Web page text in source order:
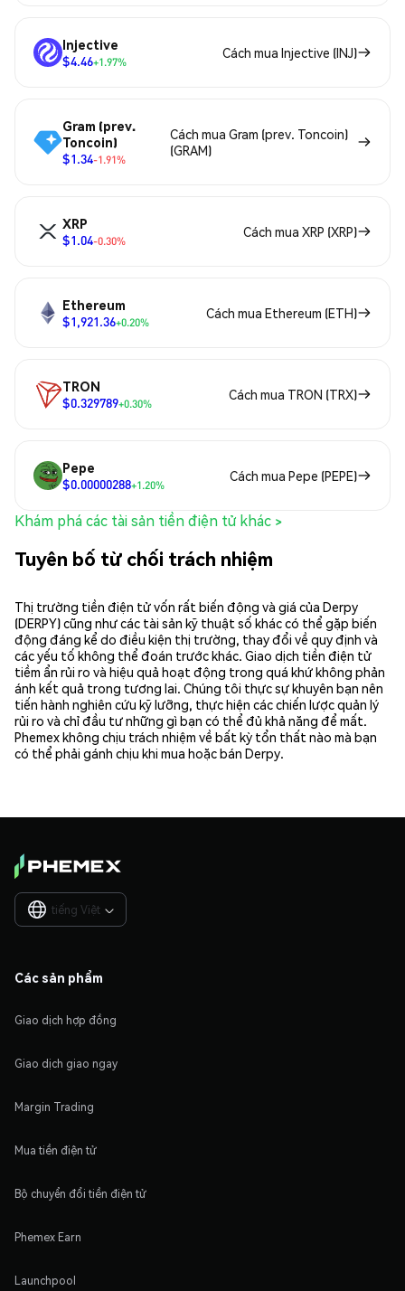
Injective
$4.46+1.97%
Cách mua Injective (INJ)
Gram (prev.
Toncoin)
$1.34-1.91%
Cách mua Gram (prev. Toncoin)
(GRAM)
XRP
$1.04-0.30%
Cách mua XRP (XRP)
Ethereum
$1,921.36+0.20%
Cách mua Ethereum (ETH)
TRON
$0.329789+0.30%
Cách mua TRON (TRX)
Pepe
$0.00000288+1.20%
Cách mua Pepe (PEPE)
Khám phá các tài sản tiền điện tử khác >
Tuyên bố từ chối trách nhiệm
Thị trường tiền điện tử vốn rất biến động và giá của Derpy
(DERPY) cũng như các tài sản kỹ thuật số khác có thể gặp biến
động đáng kể do điều kiện thị trường, thay đổi về quy định và
các yếu tố không thể đoán trước khác. Giao dịch tiền điện tử
tiềm ẩn rủi ro và hiệu quả hoạt động trong quá khứ không phản
ánh kết quả trong tương lai. Chúng tôi thực sự khuyên bạn nên
tiến hành nghiên cứu kỹ lưỡng, thực hiện các chiến lược quản lý
rủi ro và chỉ đầu tư những gì bạn có thể đủ khả năng để mất.
Phemex không chịu trách nhiệm về bất kỳ tổn thất nào mà bạn
có thể phải gánh chịu khi mua hoặc bán Derpy.
tiếng Việt 
Các sản phẩm
Giao dịch hợp đồng
Giao dịch giao ngay
Margin Trading
Mua tiền điện tử
Bộ chuyển đổi tiền điện tử
Phemex Earn
Launchpool